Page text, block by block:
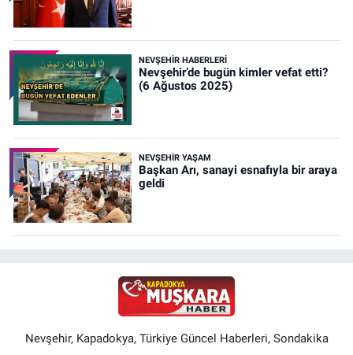
NEVŞEHIR HABERLERI
Nevşehir’de bugün kimler vefat etti?
(6 Ağustos 2025)
NEVŞEHIR YAŞAM
Başkan Arı, sanayi esnafıyla bir araya
geldi
Nevşehir, Kapadokya, Türkiye Güncel Haberleri, Sondakika